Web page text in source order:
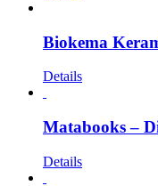
Biokema
Details
Matabooks –
Details